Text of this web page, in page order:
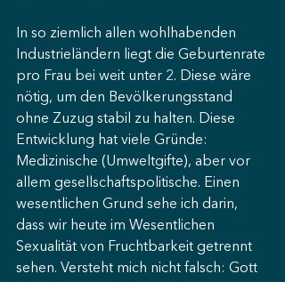
In so ziemlich allen wohlhabenden
Industrieländern liegt die Geburtenrate
pro Frau bei weit unter 2. Diese wäre
nötig, um den Bevölkerungsstand
ohne Zuzug stabil zu halten. Diese
Entwicklung hat viele Gründe:
Medizinische (Umweltgifte), aber vor
allem gesellschaftspolitische. Einen
wesentlichen Grund sehe ich darin,
dass wir heute im Wesentlichen
Sexualität von Fruchtbarkeit getrennt
sehen. Versteht mich nicht falsch: Gott